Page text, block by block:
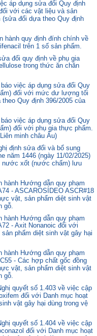
áp dụng sửa đổi Quy định
với các vật liệu và sản
đổi dựa theo Quy định
hành quy định đính chính về
trên 1 số sản phẩm.
đổi quy định về phụ gia
trong thức ăn chăn
việc áp dụng sửa đổi Quy
đối với mức dư lượng tối
Quy định 396/2005 của
việc áp dụng sửa đổi Quy
đối với phụ gia thực phẩm.
minh châu Âu)
định sửa đổi và bổ sung
năm 1446 (ngày 11/02/2025)
nước xốt (nước chấm) lưu
hành Hướng dẫn quy phạm
- ASCAROSÍDEO ASCR#18
vật, sản phẩm diệt sinh vật
gỗ.
hành Hướng dẫn quy phạm
- Axit Nonanoic đối với
phẩm diệt sinh vật gây hại
hành Hướng dẫn quy phạm
- Các hợp chất gốc đồng
vật, sản phẩm diệt sinh vật
gỗ.
quyết số 1.403 về việc cập
đối với Danh mục hoạt
vật gây hại dùng trong vệ
quyết số 1.404 về việc cập
đối với Danh mục hoạt